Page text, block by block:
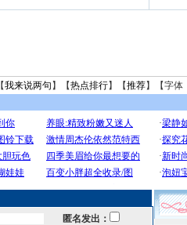
我来说两句 】【热点排行】【推荐】【字体
匿名发出：